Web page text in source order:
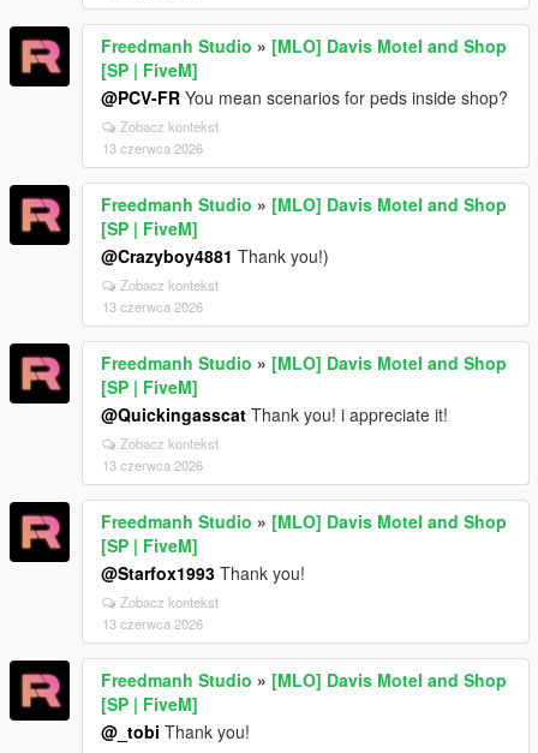
Freedmanh Studio » [MLO] Davis Motel and Shop
[SP | FiveM]
@PCV-FR You mean scenarios for peds inside shop?
Zobacz kontekst
13 czerwca 2026
Freedmanh Studio » [MLO] Davis Motel and Shop
[SP | FiveM]
@Crazyboy4881 Thank you!)
Zobacz kontekst
13 czerwca 2026
Freedmanh Studio » [MLO] Davis Motel and Shop
[SP | FiveM]
@Quickingasscat Thank you! i appreciate it!
Zobacz kontekst
13 czerwca 2026
Freedmanh Studio » [MLO] Davis Motel and Shop
[SP | FiveM]
@Starfox1993 Thank you!
Zobacz kontekst
13 czerwca 2026
Freedmanh Studio » [MLO] Davis Motel and Shop
[SP | FiveM]
@_tobi Thank you!